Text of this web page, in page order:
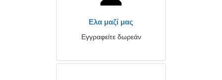
Ελα μαζί μας
Εγγραφείτε δωρεάν